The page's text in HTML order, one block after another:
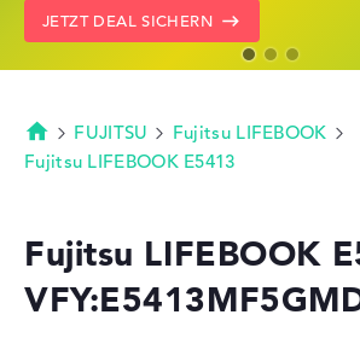
Kaufberatung
Technik & Wissen
Merkzettel
JETZT DEAL SICHERN
ZU DEN HP ANGEBOTEN
LENOVO DEALS ZEIGEN
Startseite
FUJITSU
Fujitsu LIFEBOOK
Fujitsu LIFEBOOK E5413
Fujitsu LIFEBOOK